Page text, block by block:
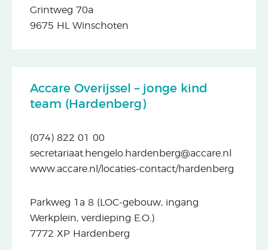
Grintweg 70a
9675 HL Winschoten
Accare Overijssel – jonge kind
team (Hardenberg)
(074) 822 01 00
secretariaat.hengelo.hardenberg@accare.nl
www.accare.nl/locaties-contact/hardenberg
Parkweg 1a 8 (LOC-gebouw, ingang
Werkplein, verdieping E.O.)
7772 XP Hardenberg